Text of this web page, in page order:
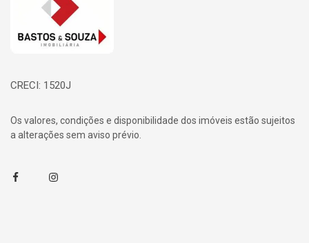
CRECI: 1520J
Os valores, condições e disponibilidade dos imóveis estão sujeitos
a alterações sem aviso prévio.
FacebookInstagram